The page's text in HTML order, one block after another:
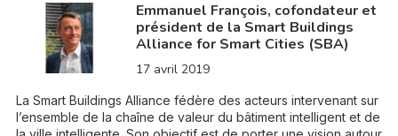
Emmanuel François, cofondateur et
président de la Smart Buildings
Alliance for Smart Cities (SBA)
17 avril 2019
La Smart Buildings Alliance fédère des acteurs intervenant sur
l’ensemble de la chaîne de valeur du bâtiment intelligent et de